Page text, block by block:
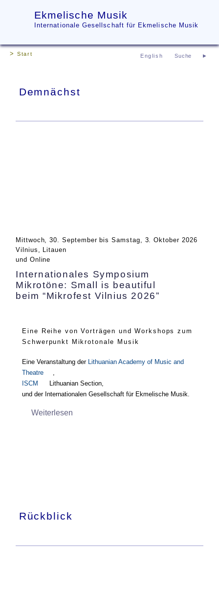
Ekmelische Musik
Internationale Gesellschaft für Ekmelische Musik
English
Start
Demnächst
Mittwoch, 30. SeptemberbisSamstag, 3. Oktober 2026
Vilnius, Litauen
und Online
Internationales Symposium
Mikrotöne: Small is beautiful
beim “Mikrofest Vilnius 2026”
Eine Reihe von Vorträgen und Workshops zum
Schwerpunkt Mikrotonale Musik
Eine Veranstaltung der Lithuanian Academy of Music and
Theatre
,
ISCM
Lithuanian Section,
und der Internationalen Gesellschaft für Ekmelische Musik.
Weiterlesen
Rückblick